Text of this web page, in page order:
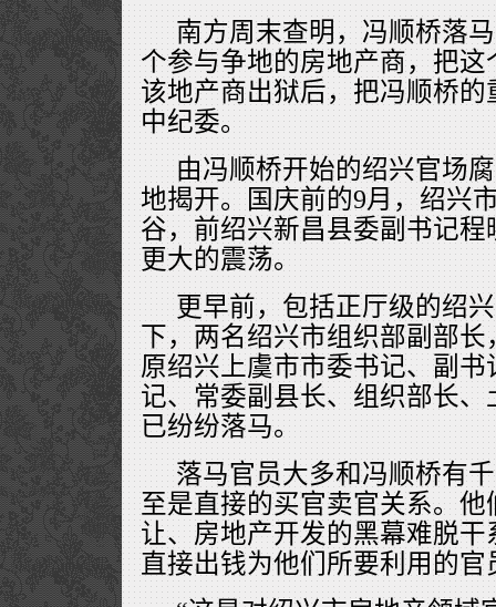
南方周末查明，冯顺桥落
个参与争地的房地产商，把
该地产商出狱后，把冯顺桥
中纪委。
由冯顺桥开始的绍兴官场
地揭开。国庆前的9月，绍兴
谷，前绍兴新昌县委副书记
更大的震荡。
更早前，包括正厅级的绍
下，两名绍兴市组织部副部
原绍兴上虞市市委书记、副
记、常委副县长、组织部长
已纷纷落马。
落马官员大多和冯顺桥有
至是直接的买官卖官关系。
让、房地产开发的黑幕难脱
直接出钱为他们所要利用的官